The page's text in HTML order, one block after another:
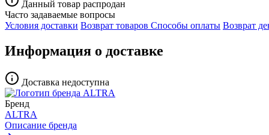
Данный товар распродан
Часто задаваемые вопросы
Условия доставки Возврат товаров Способы оплаты Возврат
Информация о доставке
Доставка недоступна
Бренд
ALTRA
Описание бренда